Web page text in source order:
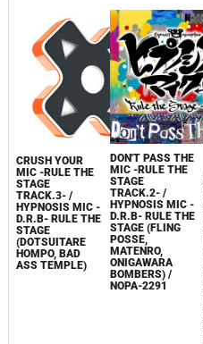
CRUSH YOUR
MIC -RULE THE
STAGE
TRACK.3- /
HYPNOSIS MIC -
D.R.B- RULE THE
STAGE
(DOTSUITARE
HOMPO, BAD
ASS TEMPLE)
DON'T PASS THE
MIC -RULE THE
STAGE
TRACK.2- /
HYPNOSIS MIC -
D.R.B- RULE THE
STAGE (FLING
POSSE,
MATENRO,
ONIGAWARA
BOMBERS) /
NOPA-2291